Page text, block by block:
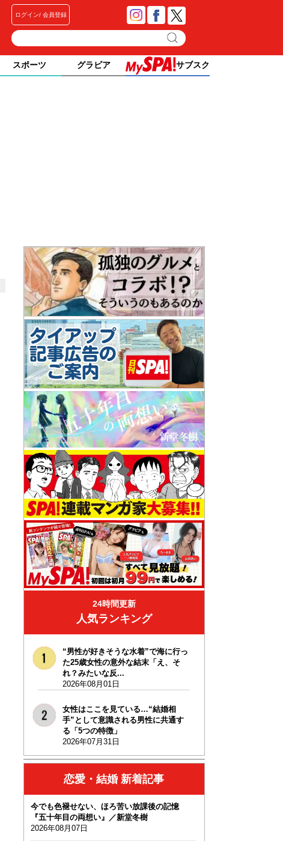
ログイン 会員登録
スポーツ グラビア サブスク
24時間更新
人気ランキング
“男性が好きそうな水着”で海に行っ
た25歳女性の意外な結末「え、そ
れ？みたいな反...
2026年08月01日
女性はここを見ている…“結婚相
手”として意識される男性に共通す
る「5つの特徴」
2026年07月31日
恋愛・結婚 新着記事
今でも色褪せない、ほろ苦い放課後の記憶
『五十年目の両想い』／新堂冬樹
2026年08月07日